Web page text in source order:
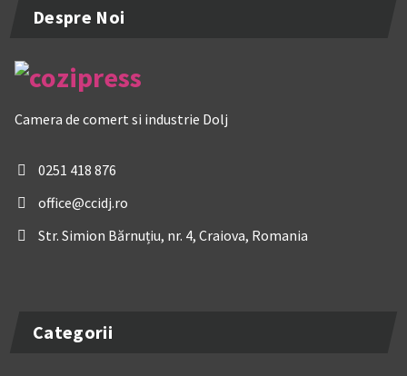
Despre Noi
Camera de comert si industrie Dolj
0251 418 876
office@ccidj.ro
Str. Simion Bărnuțiu, nr. 4, Craiova, Romania
Categorii